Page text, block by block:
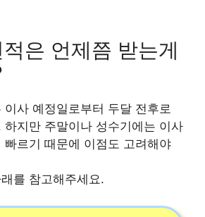
은 언제쯤 받는게
이사 예정일로부터 두달 전후로
하지만 주말이나 성수기에는 이사
빠르기 때문에 이점도 고려해야
를 참고해주세요.